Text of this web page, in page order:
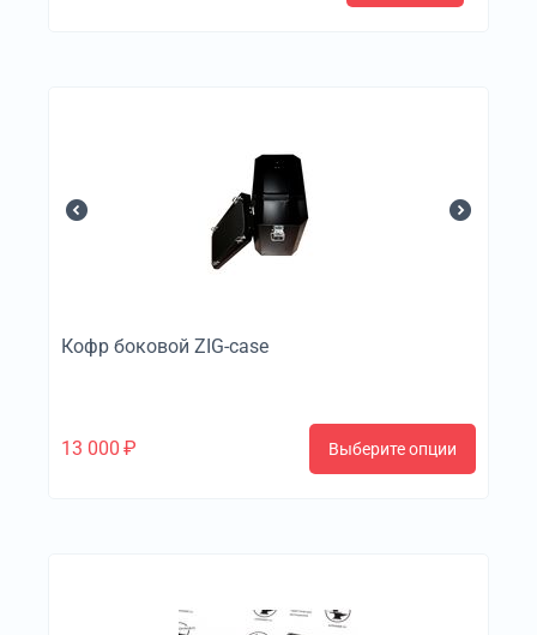
Кофр боковой ZIG-case
13 000 ₽ Выберите опции